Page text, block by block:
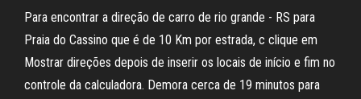
Para encontrar a direção de carro de rio grande - RS para
Praia do Cassino que é de 10 Km por estrada, c clique em
Mostrar direções depois de inserir os locais de início e fim no
controle da calculadora. Demora cerca de 19 minutos para